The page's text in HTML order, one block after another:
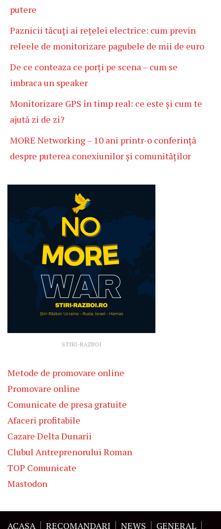
putere
Paznicii tăcuți ai rețelei electrice: cum previn
releele de monitorizare pagubele de mii de euro
De ce conteaza ce porți pe scena – cum se
imbraca un speaker
Monitorizare GPS în timp real: ce este și cum te
ajută zi de zi?
MORE Networking – 10 ani printr-o conferință
despre puterea conexiunilor și comunităților
STIRI-RAZBOI
Metode de promovare online
Promovare online
Comunicate de presa gratuite
Afaceri profitabile
Cazare Delta Dunarii
Clubul Antreprenorului Roman
TOP Comunicate
Mastodon
ACASA RECOMANDARI NEWS GENERAL